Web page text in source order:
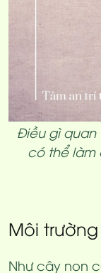
Điều gì
có thể làm
Môi
Như cây non